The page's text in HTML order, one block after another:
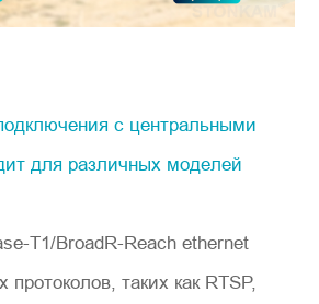
с центральными
для различных моделей
T1/BroadR-Reach ethernet
таких как RTSP,